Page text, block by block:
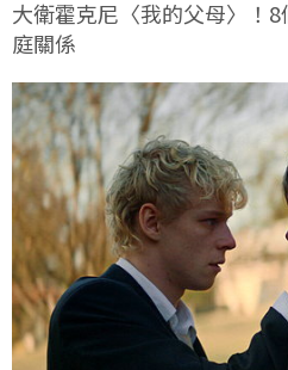
大衛霍克尼〈我的父母〉！
庭關係